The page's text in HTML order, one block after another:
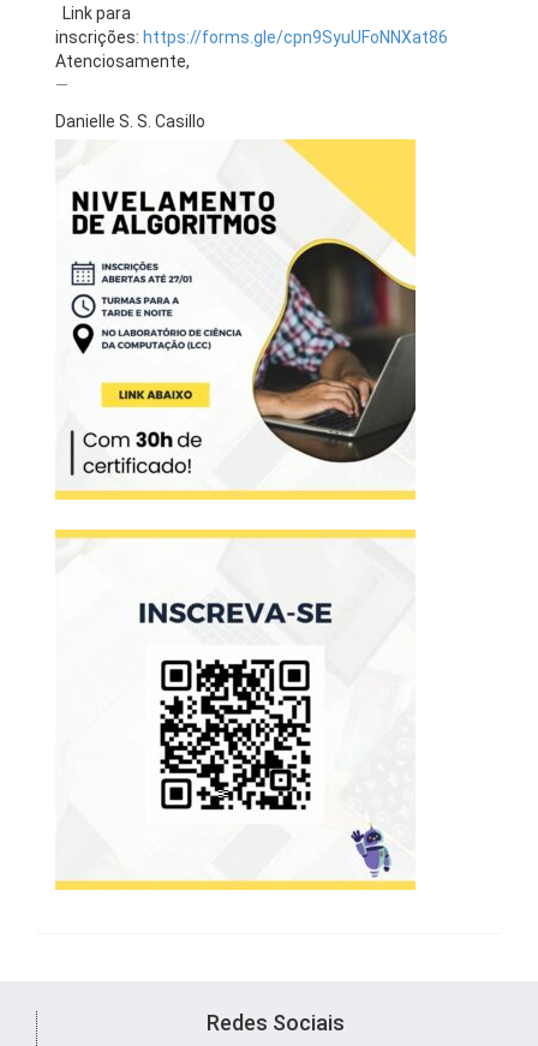
Link para
inscrições: https://forms.gle/cpn9SyuUFoNNXat86
Atenciosamente,
—
Danielle S. S. Casillo
Redes Sociais